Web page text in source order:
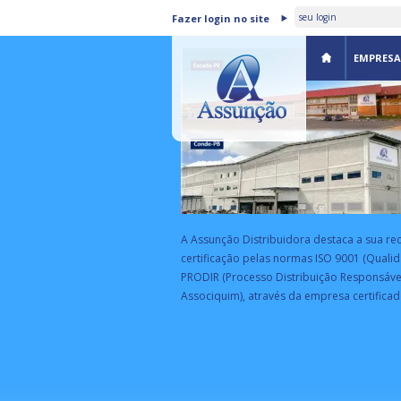
Fazer login no site
EMPRESA
ASSUNÇÃO DISTRIBUIDORA É
CERTIFICADA PELA BSI
A Assunção Distribuidora destaca a sua
certificação pelas normas ISO 9001
PRODIR (Processo Distribuição
Associquim), através da empresa